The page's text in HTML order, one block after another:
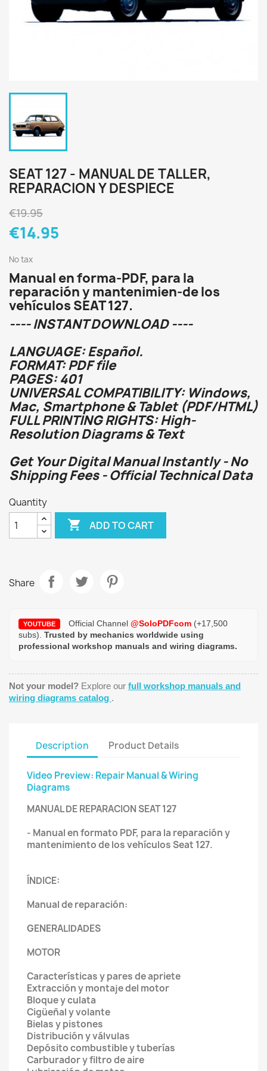
SEAT 127 - MANUAL DE TALLER,
REPARACION Y DESPIECE
€19.95
€14.95
No tax
Manual en forma-PDF, para la
reparación y mantenimien-de los
vehículos SEAT 127.
---- INSTANT DOWNLOAD ----
LANGUAGE: Español.
FORMAT: PDF file
PAGES: 401
UNIVERSAL COMPATIBILITY: Windows,
Mac, Smartphone & Tablet (PDF/HTML)
FULL PRINTING RIGHTS: High-
Resolution Diagrams & Text
Get Your Digital Manual Instantly - No
Shipping Fees - Official Technical Data
Quantity
 ADD TO CART
Share
YOUTUBE Official Channel @SoloPDFcom (+17,500
subs). Trusted by mechanics worldwide using
professional workshop manuals and wiring diagrams.
Not your model? Explore our full workshop manuals and
wiring diagrams catalog .
Description Product Details
Video Preview: Repair Manual & Wiring
Diagrams
MANUAL DE REPARACION SEAT 127
- Manual en formato PDF, para la reparación y
mantenimiento de los vehículos Seat 127.
ÍNDICE:
Manual de reparación:
GENERALIDADES
MOTOR
Características y pares de apriete
Extracción y montaje del motor
Bloque y culata
Cigüeñal y volante
Bielas y pistones
Distribución y válvulas
Depósito combustible y tuberías
Carburador y filtro de aire